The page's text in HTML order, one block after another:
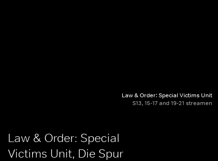
Law & Order: Special Victims Unit
S13, 15-17 and 19-21 streamen
Law & Order: Special
Victims Unit, Die Spur